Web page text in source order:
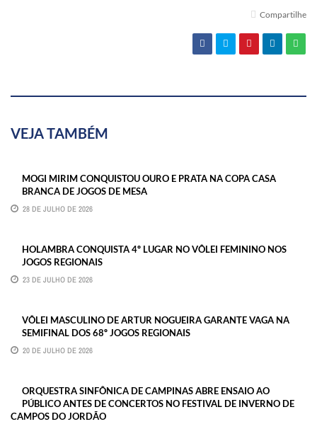
Compartilhe
VEJA TAMBÉM
MOGI MIRIM CONQUISTOU OURO E PRATA NA COPA CASA
BRANCA DE JOGOS DE MESA
28 DE JULHO DE 2026
HOLAMBRA CONQUISTA 4º LUGAR NO VÔLEI FEMININO NOS
JOGOS REGIONAIS
23 DE JULHO DE 2026
VÔLEI MASCULINO DE ARTUR NOGUEIRA GARANTE VAGA NA
SEMIFINAL DOS 68º JOGOS REGIONAIS
20 DE JULHO DE 2026
ORQUESTRA SINFÔNICA DE CAMPINAS ABRE ENSAIO AO
PÚBLICO ANTES DE CONCERTOS NO FESTIVAL DE INVERNO DE
CAMPOS DO JORDÃO